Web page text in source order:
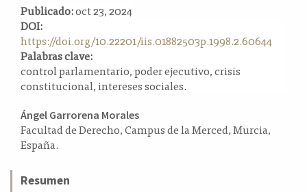
a
l
a
t
e
r
l
Publicado:oct 23, 2024
DOI:
https://doi.org/10.22201/iis.01882503p.1998.2.60644
Palabras clave:
control parlamentario, poder ejecutivo, crisis
constitucional, intereses sociales.
Contenido
principal
del
artículo
Ángel Garrorena Morales
Facultad de Derecho, Campus de la Merced, Murcia,
España.
Resumen